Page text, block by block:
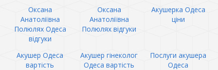
Оксана
Анатоліївна
Полюлях Одеса
відгуки
Оксана
Анатоліївна
Полюлях відгуки
Акушерка Одеса
ціни
Акушер Одеса
вартість
Акушер гінеколог
Одеса вартість
Послуги акушера
Одеса